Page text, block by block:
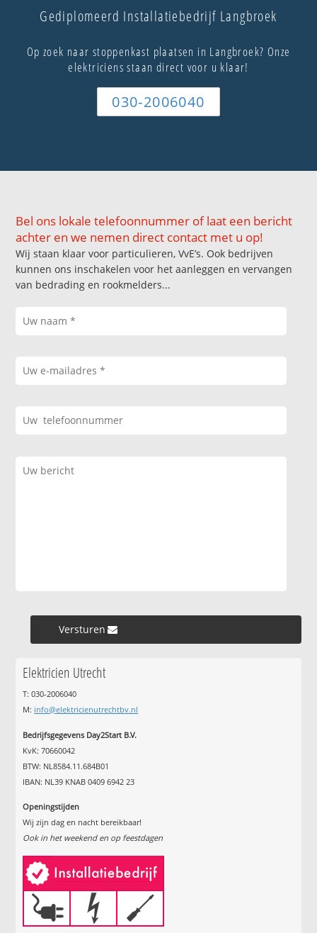
Gediplomeerd Installatiebedrijf Langbroek
Op zoek naar stoppenkast plaatsen in Langbroek? Onze
elektriciens staan direct voor u klaar!
030-2006040
Bel ons lokale telefoonnummer of laat een bericht
achter en we nemen direct contact met u op!
Wij staan klaar voor particulieren, VvE’s. Ook bedrijven
kunnen ons inschakelen voor het aanleggen en vervangen
van bedrading en rookmelders...
Versturen »
Elektricien Utrecht
T: 030-2006040
M: info@elektricienutrechtbv.nl
Bedrijfsgegevens Day2Start B.V.
KvK: 70660042
BTW: NL8584.11.684B01
IBAN: NL39 KNAB 0409 6942 23
Openingstijden
Wij zijn dag en nacht bereikbaar!
Ook in het weekend en op feestdagen